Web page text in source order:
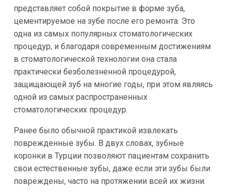
представляет собой покрытие в форме зуба,
цементируемое на зубе после его ремонта. Это
одна из самых популярных стоматологических
процедур, и благодаря современным достижениям
в стоматологической технологии она стала
практически безболезненной процедурой,
защищающей зуб на многие годы, при этом являясь
одной из самых распространенных
стоматологических процедур.
Ранее было обычной практикой извлекать
поврежденные зубы. В двух словах, зубные
коронки в Турции позволяют пациентам сохранить
свои естественные зубы, даже если эти зубы были
повреждены, часто на протяжении всей их жизни.